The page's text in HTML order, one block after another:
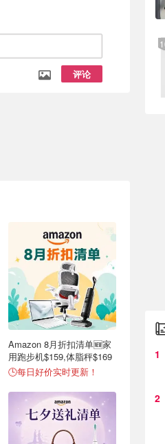
评论
Amazon 8月折扣清单🆕家
用跑步机$159,体脂秤$169
🕒每日好价实时更新！